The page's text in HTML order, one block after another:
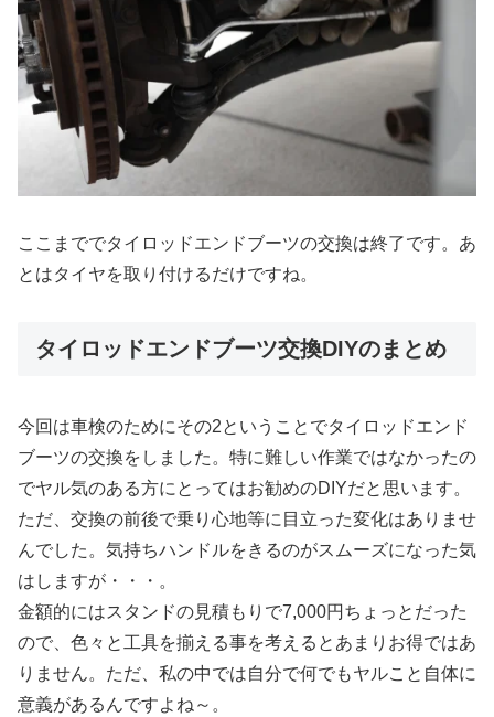
ここまででタイロッドエンドブーツの交換は終了です。あ
とはタイヤを取り付けるだけですね。
タイロッドエンドブーツ交換DIYのまとめ
今回は車検のためにその2ということでタイロッドエンド
ブーツの交換をしました。特に難しい作業ではなかったの
でヤル気のある方にとってはお勧めのDIYだと思います。
ただ、交換の前後で乗り心地等に目立った変化はありませ
んでした。気持ちハンドルをきるのがスムーズになった気
はしますが・・・。
金額的にはスタンドの見積もりで7,000円ちょっとだった
ので、色々と工具を揃える事を考えるとあまりお得ではあ
りません。ただ、私の中では自分で何でもヤルこと自体に
意義があるんですよね～。